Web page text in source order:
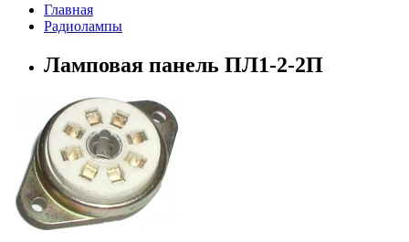
Главная
Радиолампы
Ламповая панель ПЛ1-2-2П